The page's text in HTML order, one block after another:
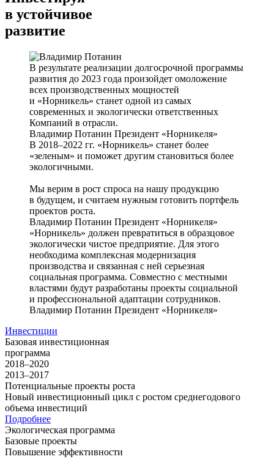
в устойчивое
развитие
В результате реализации долгосрочной программы
развития до 2023 года произойдет омоложение
всех производственных мощностей
и «Норникель» станет одной из самых
современных и экологически ответственных
Компаний в отрасли.
Владимир Потанин Президент «Норникеля»
В 2018–2022 гг. «Норникель» станет более
«зеленым» и поможет другим становиться более
экологичными.
Мы верим в рост спроса на нашу продукцию
в будущем, и считаем нужным готовить портфель
проектов роста.
Владимир Потанин Президент «Норникеля»
«Норникель» должен превратиться в образцовое
экологически чистое предприятие. Для этого
необходима комплексная модернизация
производства и связанная с ней серьезная
социальная программа. Совместно с местными
властями будут разработаны проекты социальной
и профессиональной адаптации сотрудников.
Владимир Потанин Президент «Норникеля»
Инвестиции
Базовая инвестиционная
программа
2018–2020
2013–2017
Потенциальные проекты роста
Новый инвестиционный цикл с ростом среднегодового
объема инвестиций
Подробнее
Экологическая программа
Базовые проекты
Повышение эффективности